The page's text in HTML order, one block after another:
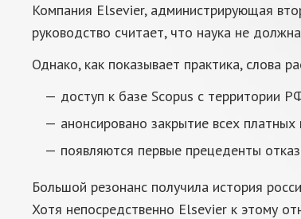
Компания Elsevier, администрирующая
руководство считает, что наука не
Однако, как показывает практика, слова
доступ к базе Scopus с территории
анонсировано закрытие всех
появляются первые прецеденты
Большой резонанс получила история
Хотя непосредственно Elsevier к этому